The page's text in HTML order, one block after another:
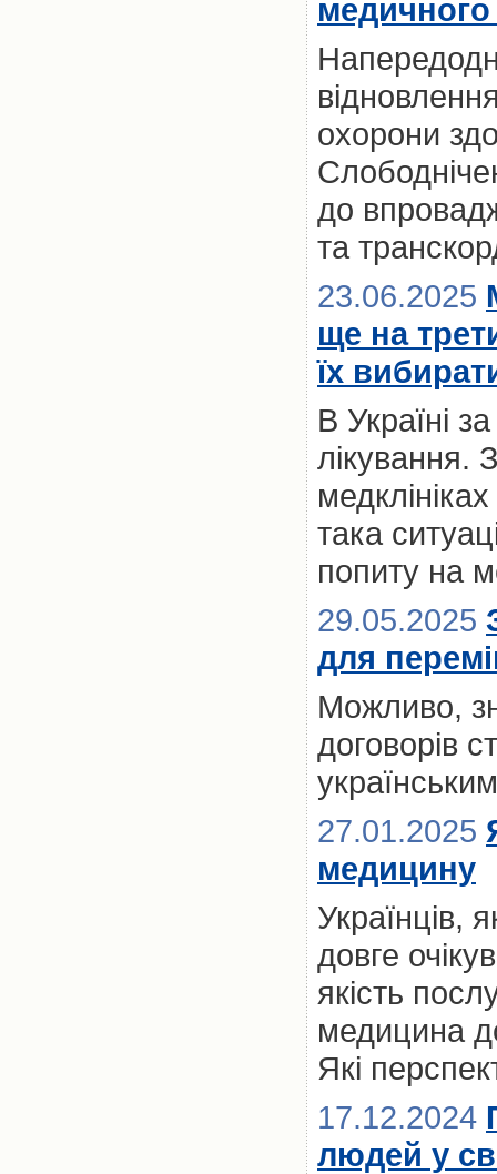
медичного
охорони
до
та
23.06.2025
ще на
їх
В Україні
лікування.
така
попиту на
29.05.2025
для
Можливо,
договорів
27.01.2025
медицину
Українців,
довге
якість
медицина
Які
17.12.2024
людей у